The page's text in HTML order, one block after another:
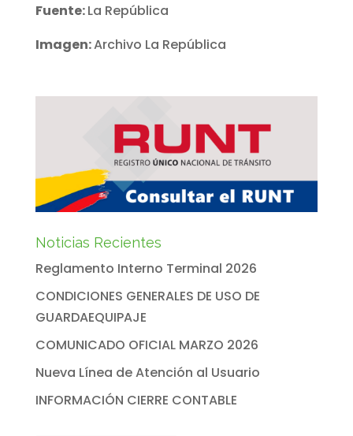
Fuente:La República
Imagen:Archivo La República
Noticias Recientes
Reglamento Interno Terminal 2026
CONDICIONES GENERALES DE USO DE
GUARDAEQUIPAJE
COMUNICADO OFICIAL MARZO 2026
Nueva Línea de Atención al Usuario
INFORMACIÓN CIERRE CONTABLE